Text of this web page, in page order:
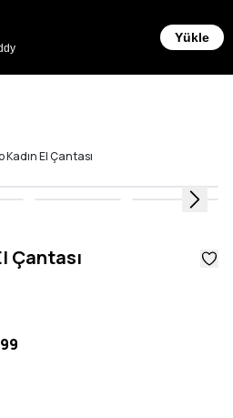
Yükle
Kadın El Çantası
Çantası